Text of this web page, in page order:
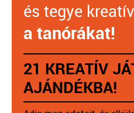
és tegye
a tanórákat!
21 KREATÍV
AJÁNDÉKBA!